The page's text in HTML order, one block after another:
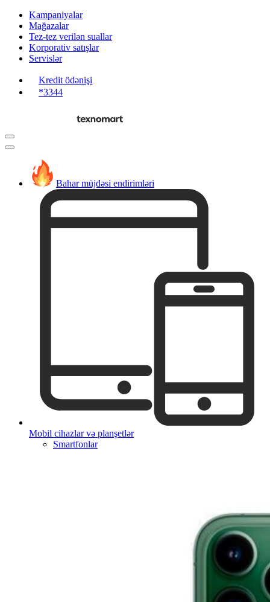
Kampaniyalar
Mağazalar
Tez-tez verilən suallar
Korporativ satışlar
Servislər
Kredit ödənişi
*3344
Bahar müjdəsi endirimləri
Mobil cihazlar və planşetlər
Smartfonlar